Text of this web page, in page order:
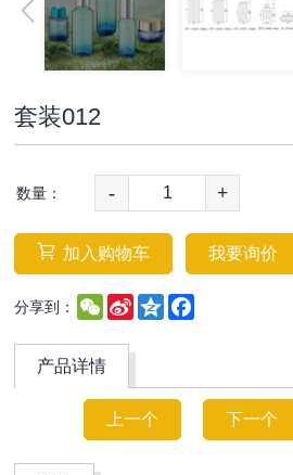
套装012
数量： - +
加入购物车 我要询价
分享到： WeChat
Sina
Weibo
Qzone
产品详情
上一个 下一个